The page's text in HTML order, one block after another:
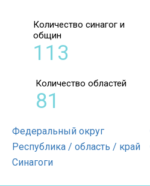
Федеральный округ
Республика / область / край
Синагоги
Количество синагог и
общин
113
Количество областей
81